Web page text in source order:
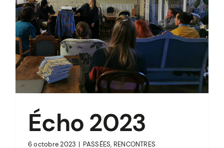
Écho 2023
6 octobre 2023 | PASSÉES, RENCONTRES